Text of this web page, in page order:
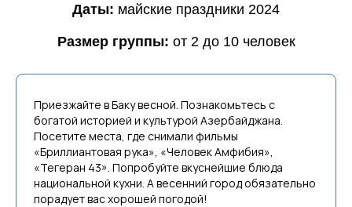
Даты: майские праздники 2024
Размер группы: от 2 до 10 человек
Приезжайте в Баку весной. Познакомьтесь с
богатой историей и культурой Азербайджана.
Посетите места, где снимали фильмы
«Бриллиантовая рука», «Человек Амфибия»,
«Тегеран 43». Попробуйте вкуснейшие блюда
национальной кухни. А весенний город обязательно
порадует вас хорошей погодой!